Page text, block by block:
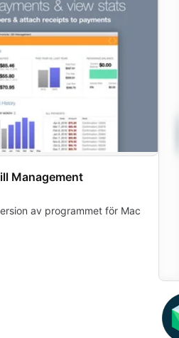
Management
av programmet för Mac